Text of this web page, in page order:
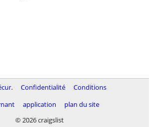
Confidentialité
Conditions
application
plan du site
© 2026 craigslist